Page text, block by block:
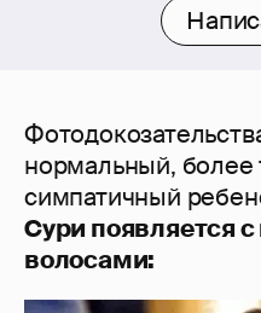
нормальный, более
симпатичный
Сури появляется
волосами: